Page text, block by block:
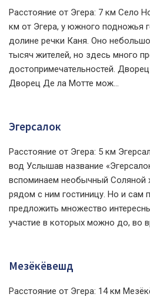
Расстояние от Эгера: 7 км Село
км от Эгера, у южного подножья
долине речки Каня. Оно
тысяч жителей, но здесь много
достопримечательностей.
Дворец Де ла Мотте мож...
Эгерсалок
Расстояние от Эгера: 5 км
вод Услышав название
вспоминаем необычный Соляной
рядом с ним гостиницу. Но и сам
предложить множество
участие в которых можно до, во
Мезёкёвешд
Расстояние от Эгера: 14 км